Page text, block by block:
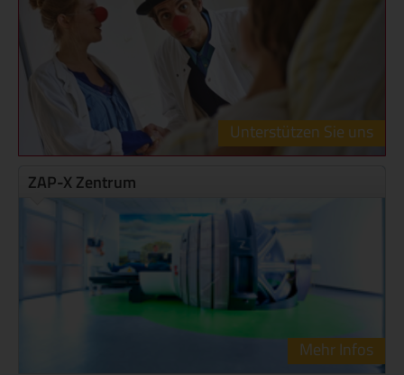
Unterstützen Sie uns
ZAP-X Zentrum
Mehr Infos